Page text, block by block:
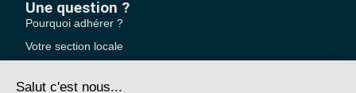
Une question ?
Pourquoi adhérer ?
Votre section locale